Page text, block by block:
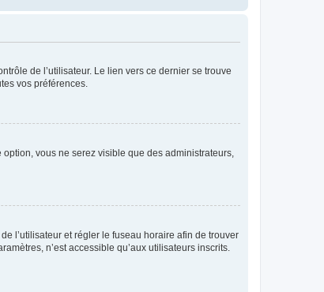
de l’utilisateur. Le lien vers ce dernier se trouve
vos préférences.
vous ne serez visible que des administrateurs,
l’utilisateur et régler le fuseau horaire afin de trouver
n’est accessible qu’aux utilisateurs inscrits.